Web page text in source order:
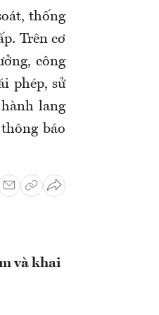
thống
Trên cơ
công
phép, sử
lang
báo
và khai